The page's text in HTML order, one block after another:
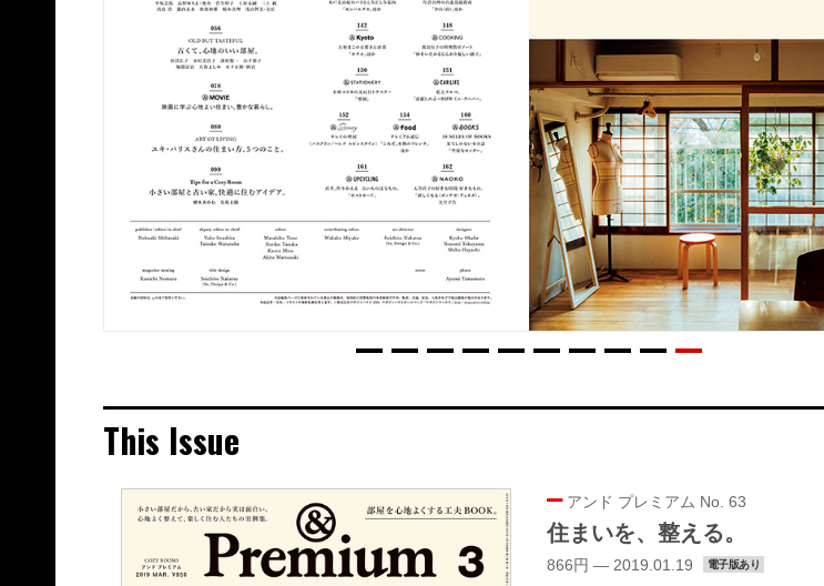
This Issue
アンド プレミアム No. 63
住まいを、整える。
866円 — 2019.01.19 電子版あり